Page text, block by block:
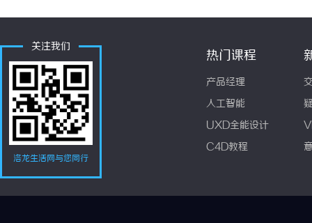
关注我们
洛龙生活网与您同行
热门课程
产品经理
人工智能
UXD全能设计
C4D教程